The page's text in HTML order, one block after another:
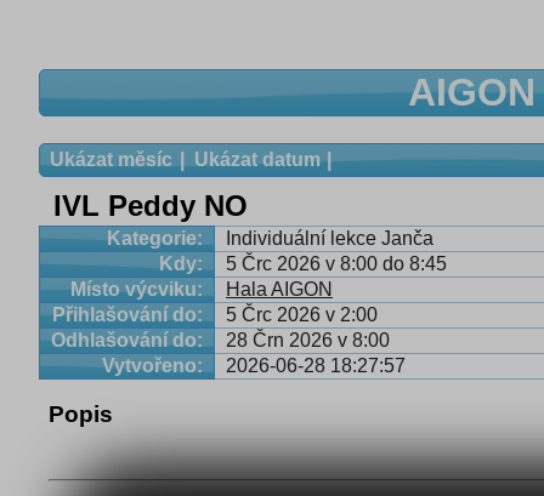
Ukázat měsíc Ukázat datum
IVL Peddy NO
Kategorie:
Individuální lekce Janča
Kdy:
5 Črc 2026 v 8:00 do 8:45
Místo výcviku:
Hala AIGON
Přihlašování do:
5 Črc 2026 v 2:00
Odhlašování do:
28 Črn 2026 v 8:00
Vytvořeno:
2026-06-28 18:27:57
Popis